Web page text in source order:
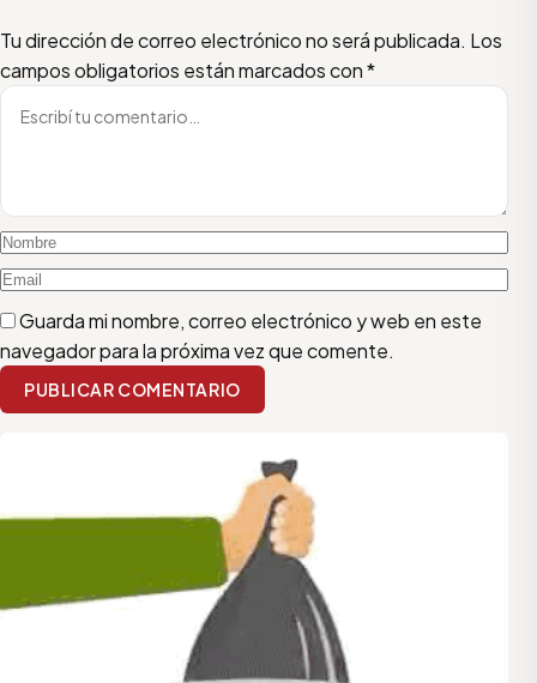
Tu dirección de correo electrónico no será publicada. Los
campos obligatorios están marcados con*
Escribí tu comentario
Nombre
Email
Guarda mi nombre, correo electrónico y web en este
navegador para la próxima vez que comente.
PUBLICAR COMENTARIO